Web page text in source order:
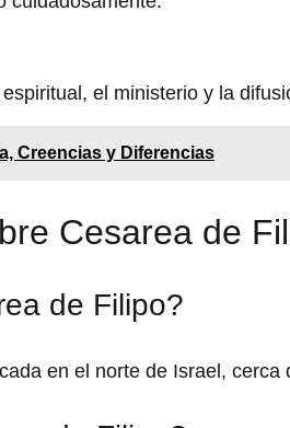
el ministerio y la
Creencias y Diferencias
Cesarea de
de Filipo?
en el norte de Israel, cerca